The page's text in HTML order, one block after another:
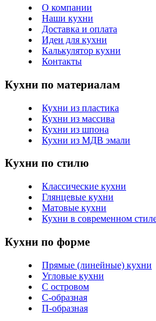
О компании
Наши кухни
Доставка и оплата
Идеи для кухни
Калькулятор кухни
Контакты
Кухни по материалам
Кухни из пластика
Кухни из массива
Кухни из шпона
Кухни из МДВ эмали
Кухни по стилю
Классические кухни
Глянцевые кухни
Матовые кухни
Кухни в современном
Кухни по форме
Прямые (линейные) кухни
Угловые кухни
С островом
С-образная
П-образная